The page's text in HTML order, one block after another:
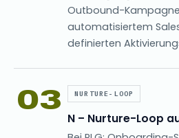
Outbound-
automatisiertem
definierten
03 NURTURE-LOOP
N – Nurture-Loop